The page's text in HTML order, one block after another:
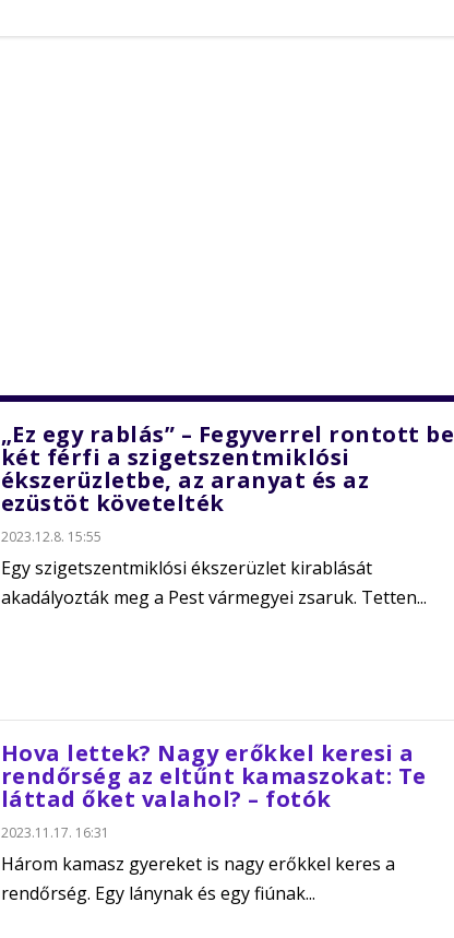
„Ez egy rablás” – Fegyverrel rontott be
két férfi a szigetszentmiklósi
ékszerüzletbe, az aranyat és az
ezüstöt követelték
2023.12.8. 15:55
Egy szigetszentmiklósi ékszerüzlet kirablását
akadályozták meg a Pest vármegyei zsaruk. Tetten...
Hova lettek? Nagy erőkkel keresi a
rendőrség az eltűnt kamaszokat: Te
láttad őket valahol? – fotók
2023.11.17. 16:31
Három kamasz gyereket is nagy erőkkel keres a
rendőrség. Egy lánynak és egy fiúnak...